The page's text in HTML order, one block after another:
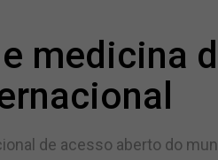
medicina
de acesso aberto do